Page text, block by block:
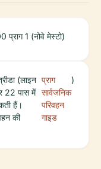
प्राग 1 (नोवे मेस्टो)
(लाइन
22 पास में
हैं।
की
प्राग
सार्वजनिक
परिवहन
गाइड
)